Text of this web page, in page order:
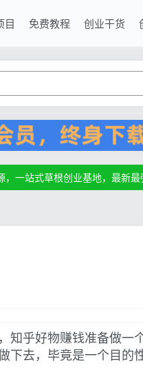
目 免费教程 创业干货
一站式草根创业基地，最新
一站式草根创业基地，最新
一站式草根创业基地，最新最
知乎好物赚钱准备做一
下去，毕竟是一个目的